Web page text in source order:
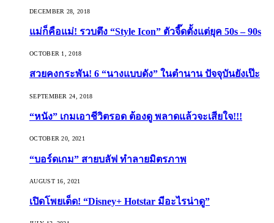
DECEMBER 28, 2018
แม่ก็คือแม่! รวบตึง “Style Icon” ตัวจี๊ดตั้งแต่ยุค 50s – 90s
OCTOBER 1, 2018
สวยคงกระพัน! 6 “นางแบบดัง” ในตำนาน ปัจจุบันยังเป๊ะ
SEPTEMBER 24, 2018
“หนัง” เกมเอาชีวิตรอด ต้องดู พลาดแล้วจะเสียใจ!!!
OCTOBER 20, 2021
“บอร์ดเกม” สายบลัฟ ทำลายมิตรภาพ
AUGUST 16, 2021
เปิดโพยเด็ด! “Disney+ Hotstar มีอะไรน่าดู”